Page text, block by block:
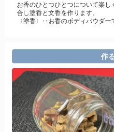
お香のひとつひとつについて楽
合し塗香と文香を作ります。
〈塗香〉‥お香のボディパウダー
作